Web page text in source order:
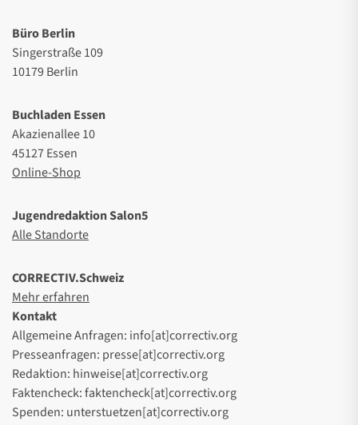
Büro Berlin
Singerstraße 109
10179 Berlin
Buchladen Essen
Akazienallee 10
45127 Essen
Online-Shop
Jugendredaktion Salon5
Alle Standorte
CORRECTIV.Schweiz
Mehr erfahren
Kontakt
Allgemeine Anfragen: info[at]correctiv.org
Presseanfragen: presse[at]correctiv.org
Redaktion: hinweise[at]correctiv.org
Faktencheck: faktencheck[at]correctiv.org
Spenden: unterstuetzen[at]correctiv.org